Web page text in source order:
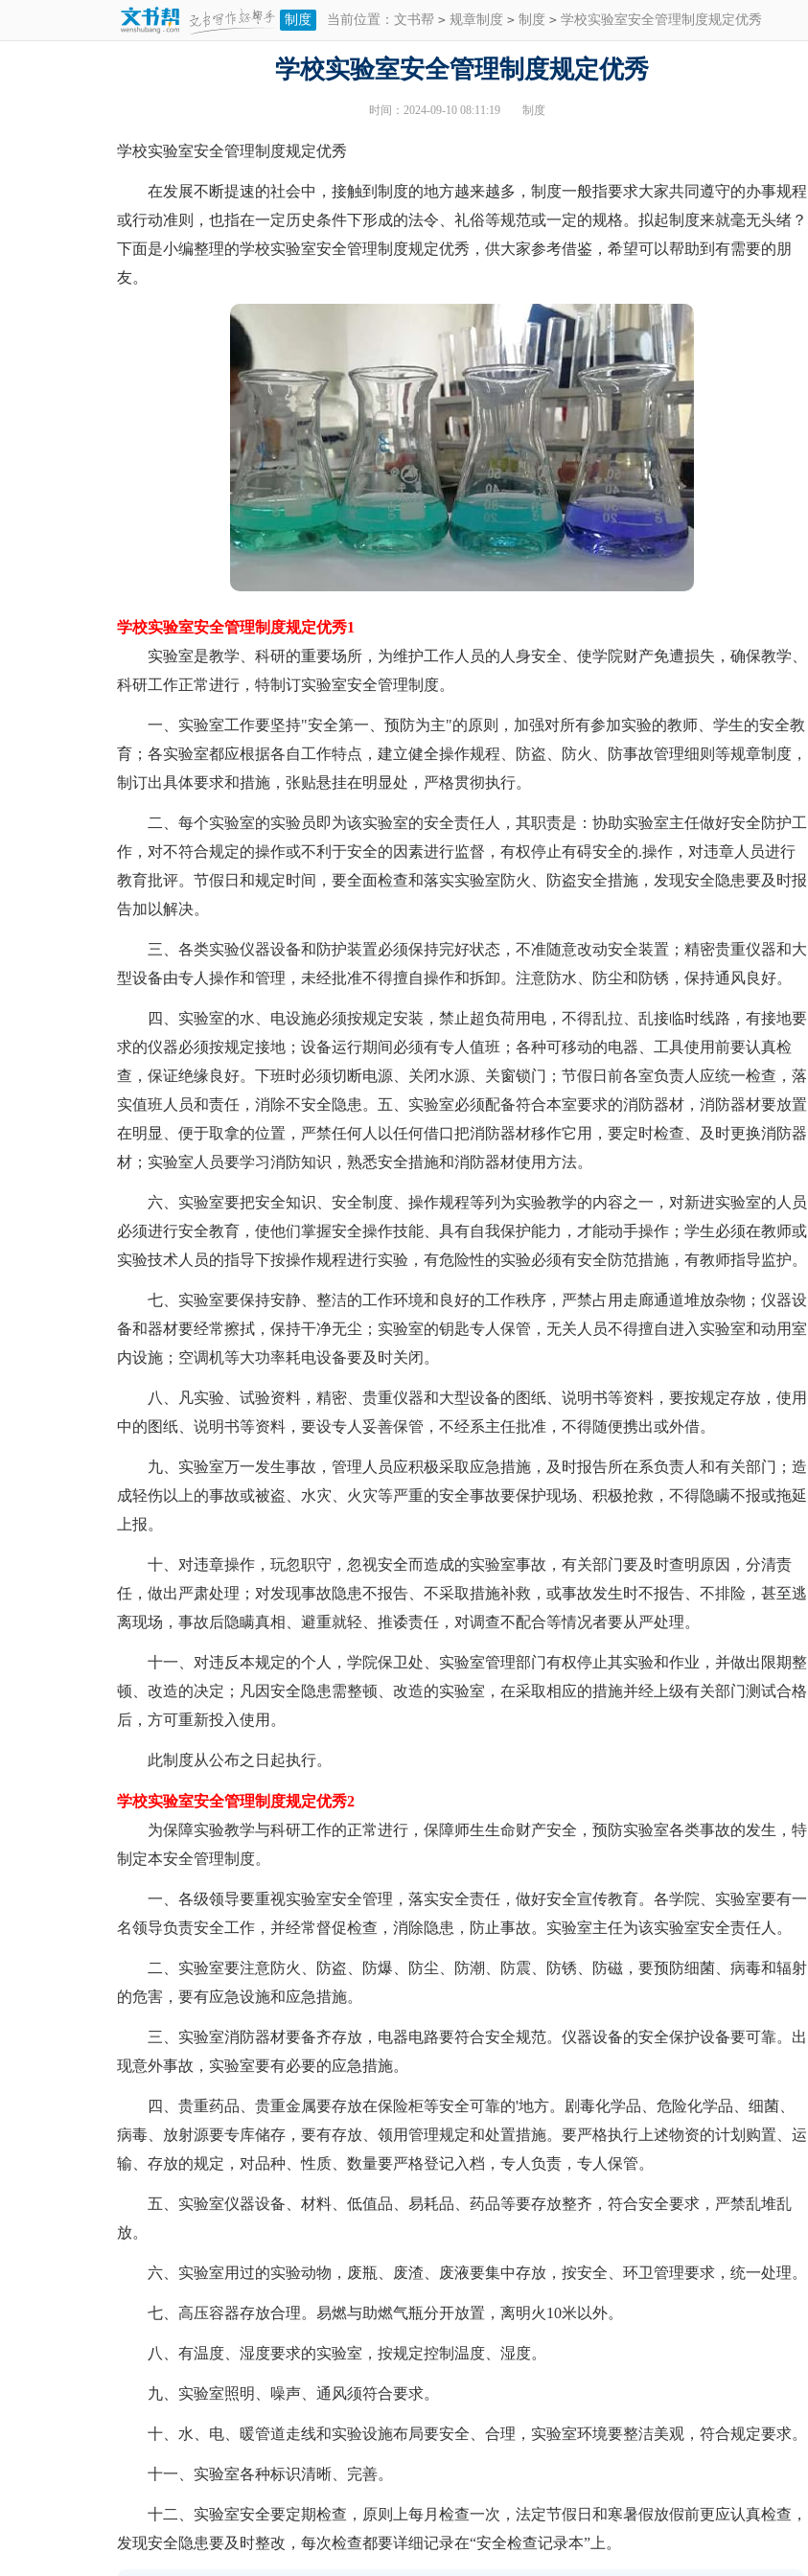
制度 当前位置： 文书帮 > 规章制度 > 制度 > 学校实验室安全管理制度规定优秀
学校实验室安全管理制度规定优秀
时间：2024-09-10 08:11:19 制度
学校实验室安全管理制度规定优秀
在发展不断提速的社会中，接触到制度的地方越来越多，制度一般指要求大家共同遵守的办事规程
或行动准则，也指在一定历史条件下形成的法令、礼俗等规范或一定的规格。拟起制度来就毫无头绪？
下面是小编整理的学校实验室安全管理制度规定优秀，供大家参考借鉴，希望可以帮助到有需要的朋
友。
学校实验室安全管理制度规定优秀1
实验室是教学、科研的重要场所，为维护工作人员的人身安全、使学院财产免遭损失，确保教学、
科研工作正常进行，特制订实验室安全管理制度。
一、实验室工作要坚持"安全第一、预防为主"的原则，加强对所有参加实验的教师、学生的安全教
育；各实验室都应根据各自工作特点，建立健全操作规程、防盗、防火、防事故管理细则等规章制度，
制订出具体要求和措施，张贴悬挂在明显处，严格贯彻执行。
二、每个实验室的实验员即为该实验室的安全责任人，其职责是：协助实验室主任做好安全防护工
作，对不符合规定的操作或不利于安全的因素进行监督，有权停止有碍安全的.操作，对违章人员进行
教育批评。节假日和规定时间，要全面检查和落实实验室防火、防盗安全措施，发现安全隐患要及时报
告加以解决。
三、各类实验仪器设备和防护装置必须保持完好状态，不准随意改动安全装置；精密贵重仪器和大
型设备由专人操作和管理，未经批准不得擅自操作和拆卸。注意防水、防尘和防锈，保持通风良好。
四、实验室的水、电设施必须按规定安装，禁止超负荷用电，不得乱拉、乱接临时线路，有接地要
求的仪器必须按规定接地；设备运行期间必须有专人值班；各种可移动的电器、工具使用前要认真检
查，保证绝缘良好。下班时必须切断电源、关闭水源、关窗锁门；节假日前各室负责人应统一检查，落
实值班人员和责任，消除不安全隐患。五、实验室必须配备符合本室要求的消防器材，消防器材要放置
在明显、便于取拿的位置，严禁任何人以任何借口把消防器材移作它用，要定时检查、及时更换消防器
材；实验室人员要学习消防知识，熟悉安全措施和消防器材使用方法。
六、实验室要把安全知识、安全制度、操作规程等列为实验教学的内容之一，对新进实验室的人员
必须进行安全教育，使他们掌握安全操作技能、具有自我保护能力，才能动手操作；学生必须在教师或
实验技术人员的指导下按操作规程进行实验，有危险性的实验必须有安全防范措施，有教师指导监护。
七、实验室要保持安静、整洁的工作环境和良好的工作秩序，严禁占用走廊通道堆放杂物；仪器设
备和器材要经常擦拭，保持干净无尘；实验室的钥匙专人保管，无关人员不得擅自进入实验室和动用室
内设施；空调机等大功率耗电设备要及时关闭。
八、凡实验、试验资料，精密、贵重仪器和大型设备的图纸、说明书等资料，要按规定存放，使用
中的图纸、说明书等资料，要设专人妥善保管，不经系主任批准，不得随便携出或外借。
九、实验室万一发生事故，管理人员应积极采取应急措施，及时报告所在系负责人和有关部门；造
成轻伤以上的事故或被盗、水灾、火灾等严重的安全事故要保护现场、积极抢救，不得隐瞒不报或拖延
上报。
十、对违章操作，玩忽职守，忽视安全而造成的实验室事故，有关部门要及时查明原因，分清责
任，做出严肃处理；对发现事故隐患不报告、不采取措施补救，或事故发生时不报告、不排险，甚至逃
离现场，事故后隐瞒真相、避重就轻、推诿责任，对调查不配合等情况者要从严处理。
十一、对违反本规定的个人，学院保卫处、实验室管理部门有权停止其实验和作业，并做出限期整
顿、改造的决定；凡因安全隐患需整顿、改造的实验室，在采取相应的措施并经上级有关部门测试合格
后，方可重新投入使用。
此制度从公布之日起执行。
学校实验室安全管理制度规定优秀2
为保障实验教学与科研工作的正常进行，保障师生生命财产安全，预防实验室各类事故的发生，特
制定本安全管理制度。
一、各级领导要重视实验室安全管理，落实安全责任，做好安全宣传教育。各学院、实验室要有一
名领导负责安全工作，并经常督促检查，消除隐患，防止事故。实验室主任为该实验室安全责任人。
二、实验室要注意防火、防盗、防爆、防尘、防潮、防震、防锈、防磁，要预防细菌、病毒和辐射
的危害，要有应急设施和应急措施。
三、实验室消防器材要备齐存放，电器电路要符合安全规范。仪器设备的安全保护设备要可靠。出
现意外事故，实验室要有必要的应急措施。
四、贵重药品、贵重金属要存放在保险柜等安全可靠的'地方。剧毒化学品、危险化学品、细菌、
病毒、放射源要专库储存，要有存放、领用管理规定和处置措施。要严格执行上述物资的计划购置、运
输、存放的规定，对品种、性质、数量要严格登记入档，专人负责，专人保管。
五、实验室仪器设备、材料、低值品、易耗品、药品等要存放整齐，符合安全要求，严禁乱堆乱
放。
六、实验室用过的实验动物，废瓶、废渣、废液要集中存放，按安全、环卫管理要求，统一处理。
七、高压容器存放合理。易燃与助燃气瓶分开放置，离明火10米以外。
八、有温度、湿度要求的实验室，按规定控制温度、湿度。
九、实验室照明、噪声、通风须符合要求。
十、水、电、暖管道走线和实验设施布局要安全、合理，实验室环境要整洁美观，符合规定要求。
十一、实验室各种标识清晰、完善。
十二、实验室安全要定期检查，原则上每月检查一次，法定节假日和寒暑假放假前更应认真检查，
发现安全隐患要及时整改，每次检查都要详细记录在“安全检查记录本”上。